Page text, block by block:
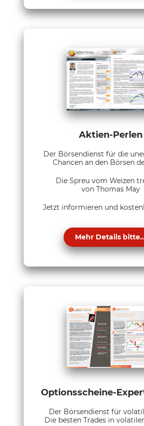
Aktien-Perlen
Der Börsendienst für die
Chancen an den Börsen
Die Spreu vom Weizen
von Thomas May
Jetzt informieren und
Mehr Details
Optionsscheine-
Der Börsendienst für
Die besten Trades in